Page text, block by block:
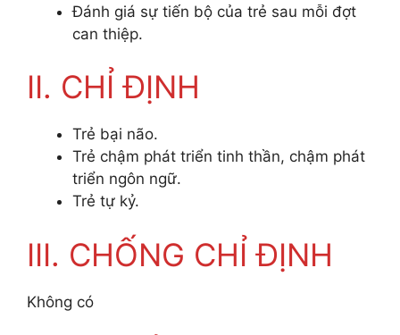
Đánh giá sự tiến bộ của trẻ sau mỗi đợt
can thiệp.
II. CHỈ ĐỊNH
Trẻ bại não.
Trẻ chậm phát triển tinh thần, chậm phát
triển ngôn ngữ.
Trẻ tự kỷ.
III. CHỐNG CHỈ ĐỊNH
Không có